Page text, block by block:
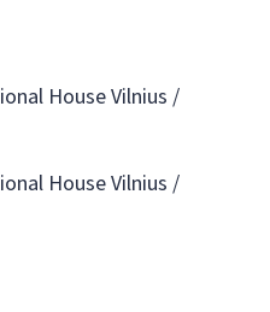
House Vilnius /
House Vilnius /